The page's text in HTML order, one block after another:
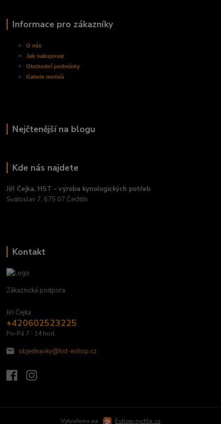
Informace pro zákazníky
O nás
Jak nakupovat
Obchodnípodmínky
Galerie motivů
Nejčtenější na blogu
Kde nás najdete
Jiří Čejka, HST - výroba kynologických potřeb
Svatoslav 7, 675 07 Čechtín
Kontakt
Zákaznická podpora
Jiří Čejka
+420602523225
Po-Pá 7 - 14 hod.
objednavky@hst-eshop.cz
Vytvořeno na Eshop-rychle.cz